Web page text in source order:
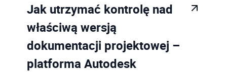
Jak utrzymać kontrolę nad
właściwą wersją
dokumentacji projektowej –
platforma Autodesk